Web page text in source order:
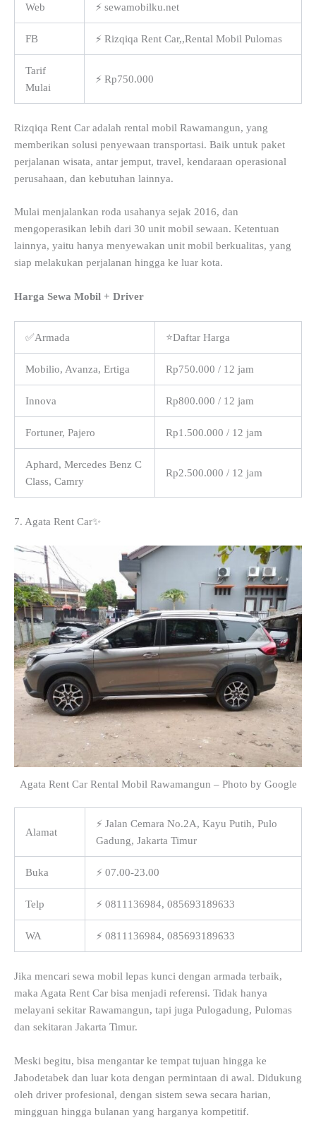
Web ⚡ sewamobilku.net
FB ⚡ Rizqiqa Rent Car,,Rental Mobil Pulomas
Tarif
Mulai
⚡ Rp750.000
Rizqiqa Rent Car adalah rental mobil Rawamangun, yang
memberikan solusi penyewaan transportasi. Baik untuk paket
perjalanan wisata, antar jemput, travel, kendaraan operasional
perusahaan, dan kebutuhan lainnya.
Mulai menjalankan roda usahanya sejak 2016, dan
mengoperasikan lebih dari 30 unit mobil sewaan. Ketentuan
lainnya, yaitu hanya menyewakan unit mobil berkualitas, yang
siap melakukan perjalanan hingga ke luar kota.
Harga Sewa Mobil + Driver
✅Armada ⭐Daftar Harga
Mobilio, Avanza, Ertiga Rp750.000 / 12 jam
Innova Rp800.000 / 12 jam
Fortuner, Pajero Rp1.500.000 / 12 jam
Aphard, Mercedes Benz C
Class, Camry
Rp2.500.000 / 12 jam
7. Agata Rent Car✨
Agata Rent Car Rental Mobil Rawamangun – Photo by Google
Alamat
⚡ Jalan Cemara No.2A, Kayu Putih, Pulo
Gadung, Jakarta Timur
Buka ⚡ 07.00-23.00
Telp ⚡ 0811136984, 085693189633
WA ⚡ 0811136984, 085693189633
Jika mencari sewa mobil lepas kunci dengan armada terbaik,
maka Agata Rent Car bisa menjadi referensi. Tidak hanya
melayani sekitar Rawamangun, tapi juga Pulogadung, Pulomas
dan sekitaran Jakarta Timur.
Meski begitu, bisa mengantar ke tempat tujuan hingga ke
Jabodetabek dan luar kota dengan permintaan di awal. Didukung
oleh driver profesional, dengan sistem sewa secara harian,
mingguan hingga bulanan yang harganya kompetitif.